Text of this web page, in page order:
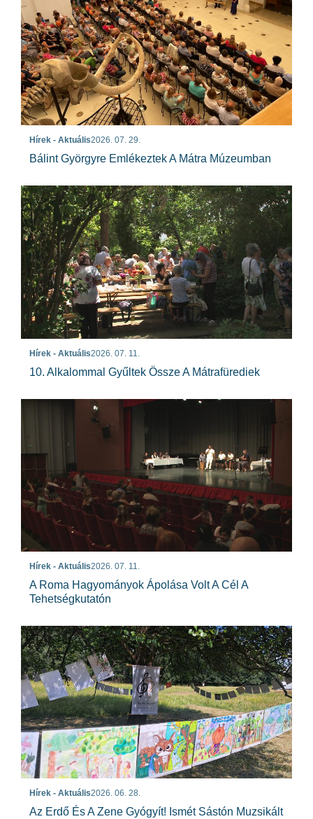
Hírek - Aktuális2026. 07. 29.
Bálint Györgyre Emlékeztek A Mátra Múzeumban
Hírek - Aktuális2026. 07. 11.
10. Alkalommal Gyűltek Össze A Mátrafürediek
Hírek - Aktuális2026. 07. 11.
A Roma Hagyományok Ápolása Volt A Cél A
Tehetségkutatón
Hírek - Aktuális2026. 06. 28.
Az Erdő És A Zene Gyógyít! Ismét Sástón Muzsikált